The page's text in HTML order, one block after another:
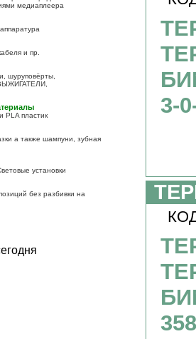
медиаплеера
и пр.
шуруповёрты,
PLA пластик
а также шампуни, зубная
установки
без разбивки на
3-